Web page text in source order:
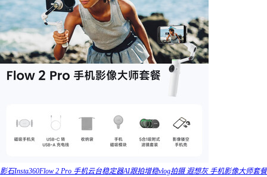
影石Insta360Flow 2 Pro 手机云台稳定器AI跟拍增稳vlog拍摄 遐想灰 手机影像大师套餐